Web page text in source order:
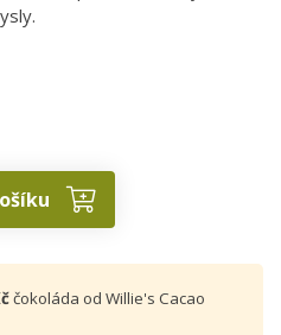
čokoláda od Willie's Cacao